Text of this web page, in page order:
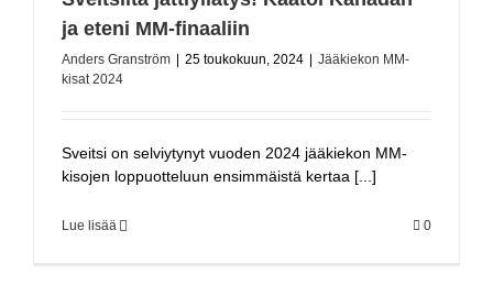
ja eteni MM-finaaliin
Anders Granström 25 toukokuun, 2024
Jääkiekon MM-
kisat 2024
Sveitsi on selviytynyt vuoden 2024 jääkiekon MM-
kisojen loppuotteluun ensimmäistä kertaa [...]
Lue lisää 0